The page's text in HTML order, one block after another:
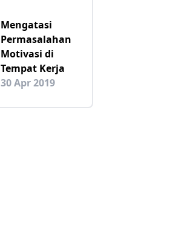
Mengatasi
Permasalahan
Motivasi di
Tempat Kerja
30 Apr 2019